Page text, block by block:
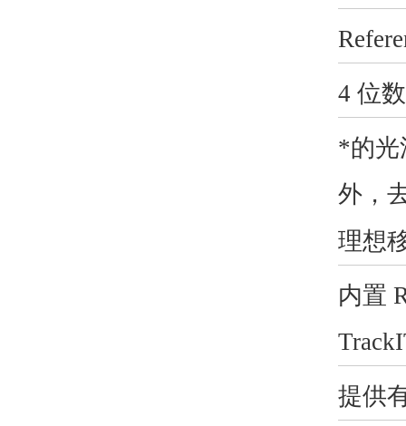
4 位
*的光
外，
理想
内置
提供